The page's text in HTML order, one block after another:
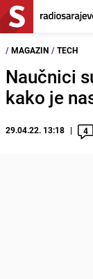
/ MAGAZIN / TECH
Naučnici
kako je
29.04.22. 13:18 4